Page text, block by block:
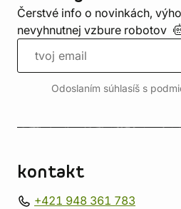
Čerstvé info o novinkách,
nevyhnutnej vzbure robotov
Odoslaním súhlasíš s
kontakt
+421 948 361 783